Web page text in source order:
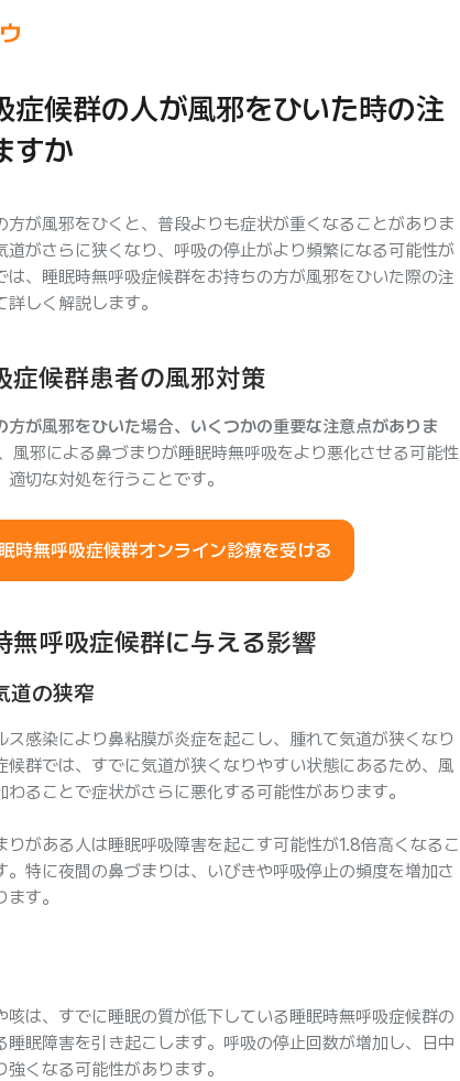
症候群の人が風邪をひいた時の注
すか
方が風邪をひくと、普段よりも症状が重くなることがありま
道がさらに狭くなり、呼吸の停止がより頻繁になる可能性が
は、睡眠時無呼吸症候群をお持ちの方が風邪をひいた際の注
しく解説します。
症候群患者の風邪対策
方が風邪をひいた場合、いくつかの重要な注意点がありま
風邪による鼻づまりが睡眠時無呼吸をより悪化させる可能性
切な対処を行うことです。
時無呼吸症候群オンライン診療を受ける
無呼吸症候群に与える影響
道の狭窄
ス感染により鼻粘膜が炎症を起こし、腫れて気道が狭くなり
候群では、すでに気道が狭くなりやすい状態にあるため、風
ることで症状がさらに悪化する可能性があります。
りがある人は睡眠呼吸障害を起こす可能性が1.8倍高くなるこ
。特に夜間の鼻づまりは、いびきや呼吸停止の頻度を増加さ
す。
咳は、すでに睡眠の質が低下している睡眠時無呼吸症候群の
睡眠障害を引き起こします。呼吸の停止回数が増加し、日中
くなる可能性があります。